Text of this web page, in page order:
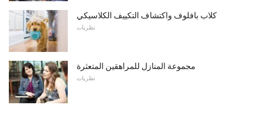
كلاب بافلوف واكتشاف التكييف الكلاسيكي
نظريات
مجموعة المنازل للمراهقين المتعثرة
نظريات